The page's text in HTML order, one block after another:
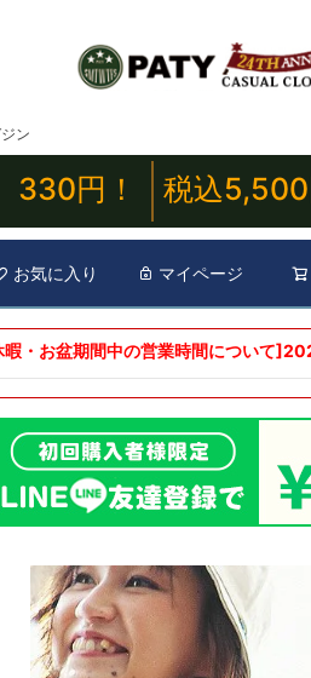
ン
円！ 税込5,500
お気に入り マイページ
・お盆期間中の営業時間について]